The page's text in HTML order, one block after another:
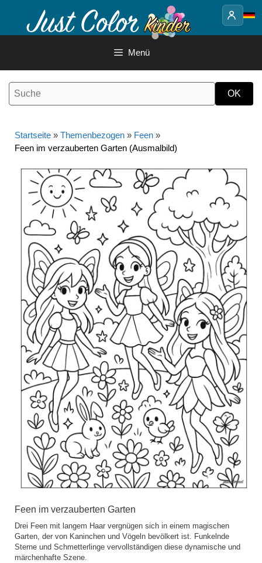
Inhalt
Menü
Startseite » Themenbezogen » Feen »
Feen im verzauberten Garten (Ausmalbild)
Feen im verzauberten Garten
Drei Feen mit langem Haar vergnügen sich in einem magischen
Garten, der von Kaninchen und Vögeln bevölkert ist. Funkelnde
Sterne und Schmetterlinge vervollständigen diese dynamische und
märchenhafte Szene.